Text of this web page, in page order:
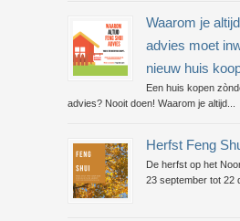
Waarom je
advies moet
nieuw huis
Een huis kopen
advies? Nooit doen! Waarom je altijd...
Herfst Feng
De herfst op het
23 september tot 22